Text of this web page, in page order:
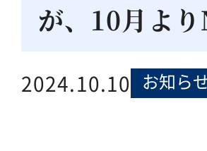
が、10月よ
2024.10.10 お知ら